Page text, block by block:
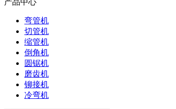
产品中心
弯管机
切管机
缩管机
倒角机
圆锯机
磨齿机
铆接机
冷弯机